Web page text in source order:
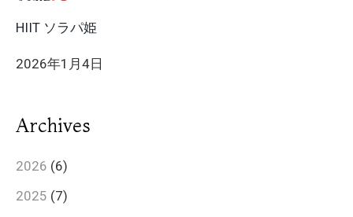
HIIT ソラパ姫
2026年1月4日
Archives
2026 (6)
2025 (7)